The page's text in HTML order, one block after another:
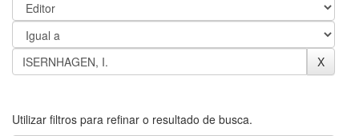
Utilizar filtros para refinar o resultado de busca.